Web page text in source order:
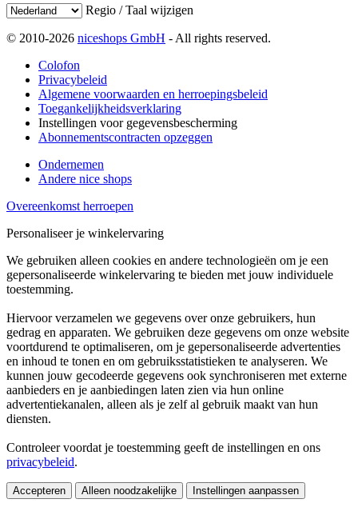
Regio / Taal wijzigen
© 2010-2026 niceshops GmbH - All rights reserved.
Colofon
Privacybeleid
Algemene voorwaarden en herroepingsbeleid
Toegankelijkheidsverklaring
Instellingen voor gegevensbescherming
Abonnementscontracten opzeggen
Ondernemen
Andere nice shops
Overeenkomst herroepen
Personaliseer je winkelervaring
We gebruiken alleen cookies en andere technologieën om je een
gepersonaliseerde winkelervaring te bieden met jouw individuele
toestemming.
Hiervoor verzamelen we gegevens over onze gebruikers, hun
gedrag en apparaten. We gebruiken deze gegevens om onze website
voortdurend te optimaliseren, om je gepersonaliseerde advertenties
en inhoud te tonen en om gebruiksstatistieken te analyseren. We
kunnen jouw gecodeerde gegevens ook synchroniseren met externe
aanbieders en je aanbiedingen laten zien via hun online
advertentiekanalen, alleen als je zelf al gebruik maakt van hun
diensten.
Controleer voordat je toestemming geeft de instellingen en ons
privacybeleid.
Accepteren Alleen noodzakelijke Instellingen aanpassen